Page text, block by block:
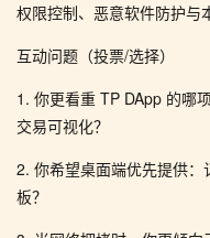
权限控制、恶意软件防护与
互动问题（投票/选择）
1. 你更看重 TP DApp 的哪
交易可视化？
2. 你希望桌面端优先提供
板？